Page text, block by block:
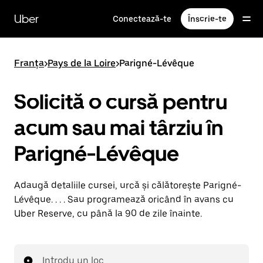
direct
conținutul
principal
Uber Conectează-te Înscrie-te
Franța>Pays de la Loire>Parigné-Lévêque
Solicită o cursă pentru
acum sau mai târziu în
Parigné-Lévêque
Adaugă detaliile cursei, urcă și călătorește Parigné-
Lévêque. . . . Sau programează oricând în avans cu
Uber Reserve, cu până la 90 de zile înainte.
Introdu un loc